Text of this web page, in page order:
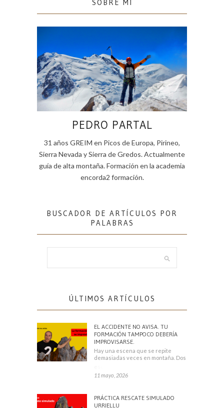
SOBRE MI
PEDRO PARTAL
31 años GREIM en Picos de Europa, Pirineo,
Sierra Nevada y Sierra de Gredos. Actualmente
guía de alta montaña. Formación en la academia
encorda2 formación.
BUSCADOR DE ARTÍCULOS POR
PALABRAS
ÚLTIMOS ARTÍCULOS
EL ACCIDENTE NO AVISA. TU
FORMACIÓN TAMPOCO DEBERÍA
IMPROVISARSE.
Hay una escena que se repite
demasiadas veces en montaña. Dos
11 mayo, 2026
PRÁCTICA RESCATE SIMULADO
URRIELLU